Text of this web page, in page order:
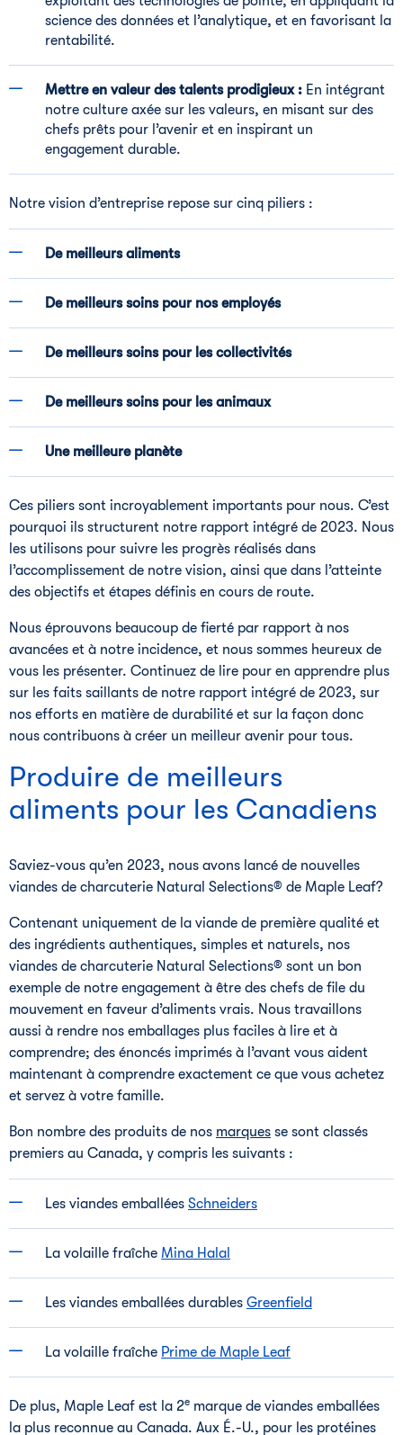
science des données et l’analytique, et en favorisant la
rentabilité.
Mettre en valeur des talents prodigieux : En intégrant
notre culture axée sur les valeurs, en misant sur des
chefs prêts pour l’avenir et en inspirant un
engagement durable.
Notre vision d’entreprise repose sur cinq piliers :
De meilleurs aliments
De meilleurs soins pour nos employés
De meilleurs soins pour les collectivités
De meilleurs soins pour les animaux
Une meilleure planète
Ces piliers sont incroyablement importants pour nous. C’est
pourquoi ils structurent notre rapport intégré de 2023. Nous
les utilisons pour suivre les progrès réalisés dans
l’accomplissement de notre vision, ainsi que dans l’atteinte
des objectifs et étapes définis en cours de route.
Nous éprouvons beaucoup de fierté par rapport à nos
avancées et à notre incidence, et nous sommes heureux de
vous les présenter. Continuez de lire pour en apprendre plus
sur les faits saillants de notre rapport intégré de 2023, sur
nos efforts en matière de durabilité et sur la façon donc
nous contribuons à créer un meilleur avenir pour tous.
Produire de meilleurs
aliments pour les Canadiens
Saviez-vous qu’en 2023, nous avons lancé de nouvelles
viandes de charcuterie Natural Selections® de Maple Leaf?
Contenant uniquement de la viande de première qualité et
des ingrédients authentiques, simples et naturels, nos
viandes de charcuterie Natural Selections® sont un bon
exemple de notre engagement à être des chefs de file du
mouvement en faveur d’aliments vrais. Nous travaillons
aussi à rendre nos emballages plus faciles à lire et à
comprendre; des énoncés imprimés à l’avant vous aident
maintenant à comprendre exactement ce que vous achetez
et servez à votre famille.
Bon nombre des produits de nos marques se sont classés
premiers au Canada, y compris les suivants :
Les viandes emballées Schneiders
La volaille fraîche Mina Halal
Les viandes emballées durables Greenfield
La volaille fraîche Prime de Maple Leaf
De plus, Maple Leaf est la 2e marque de viandes emballées
la plus reconnue au Canada. Aux É.-U., pour les protéines